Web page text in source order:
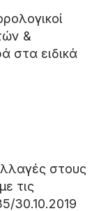
&
στα ειδικά
στους
τις
30.10.2019